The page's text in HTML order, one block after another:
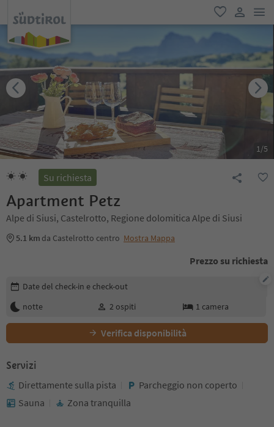
favoriti
user link
1/5
Su richiesta
Apartment Petz
Alpe di Siusi, Castelrotto, Regione dolomitica Alpe di Siusi
5.1 km da Castelrotto centro Mostra Mappa
Prezzo su richiesta
Modifica i dettagli della prenotazione
Date del check-in e check-out
notte
2 ospiti 1 camera
Verifica disponibilità
Servizi
Direttamente sulla pista
Parcheggio non coperto
Sauna
Zona tranquilla